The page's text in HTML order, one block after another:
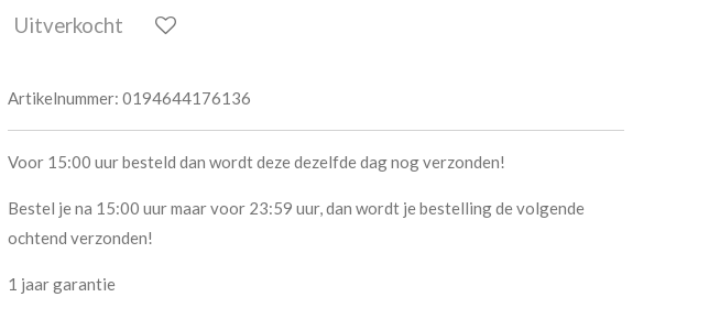
Uitverkocht
Artikelnummer: 0194644176136
Voor 15:00 uur besteld dan wordt deze dezelfde dag nog verzonden!
Bestel je na 15:00 uur maar voor 23:59 uur, dan wordt je bestelling de volgende
ochtend verzonden!
1 jaar garantie